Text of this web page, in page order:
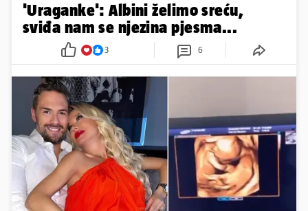
'Uraganke': Albini želimo sreću,
sviđa nam se njezina pjesma...
3 6